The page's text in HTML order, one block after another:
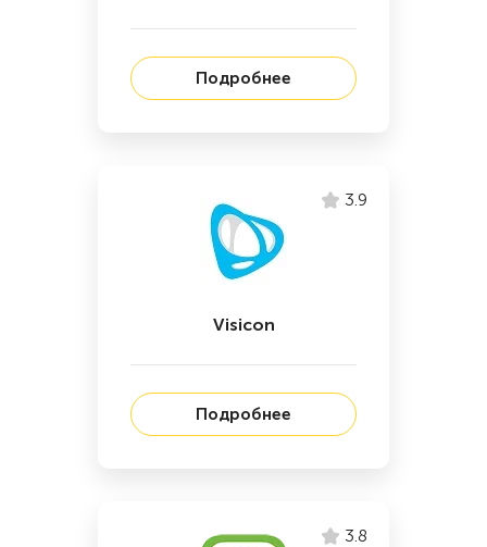
Подробнее
3.9
Visicon
Подробнее
3.8